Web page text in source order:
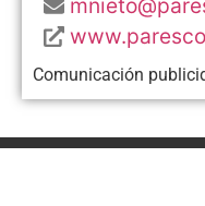
Comunicación